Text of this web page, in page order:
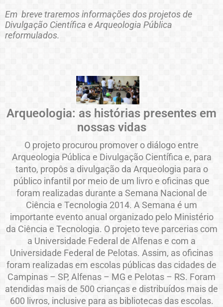
Em breve traremos informações dos projetos de
Divulgação Científica e Arqueologia Pública
reformulados.
Arqueologia: as histórias presentes em
nossas vidas
O projeto procurou promover o diálogo entre
Arqueologia Pública e Divulgação Científica e, para
tanto, propôs a divulgação da Arqueologia para o
público infantil por meio de um livro e oficinas que
foram realizadas durante a Semana Nacional de
Ciência e Tecnologia 2014. A Semana é um
importante evento anual organizado pelo Ministério
da Ciência e Tecnologia. O projeto teve parcerias com
a Universidade Federal de Alfenas e com a
Universidade Federal de Pelotas. Assim, as oficinas
foram realizadas em escolas públicas das cidades de
Campinas – SP, Alfenas – MG e Pelotas – RS. Foram
atendidas mais de 500 crianças e distribuídos mais de
600 livros, inclusive para as bibliotecas das escolas.